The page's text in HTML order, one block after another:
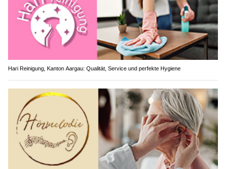
Hari Reinigung, Kanton Aargau: Qualität, Service und perfekte Hygiene